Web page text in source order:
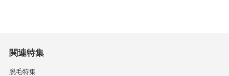
関連特集
脱毛特集